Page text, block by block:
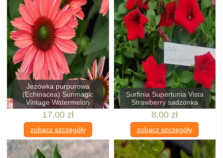
Jeżówka purpurowa
(Echinacea) Sunmagic
Vintage Watermelon
17,00 zł
zobacz szczegóły
Surfinia Supertunia Vista
Strawberry sadzonka
8,00 zł
zobacz szczegóły